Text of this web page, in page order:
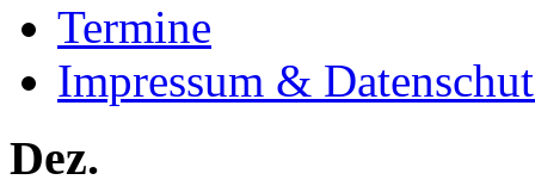
Termine
Impressum &
Dez.